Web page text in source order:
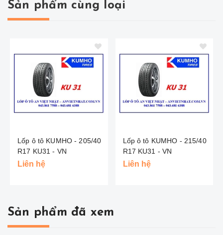
Sản phẩm cùng loại
Lốp ô tô KUMHO - 205/40
R17 KU31 - VN
Liên hệ
Lốp ô tô KUMHO - 215/40
R17 KU31 - VN
Liên hệ
Sản phẩm đã xem